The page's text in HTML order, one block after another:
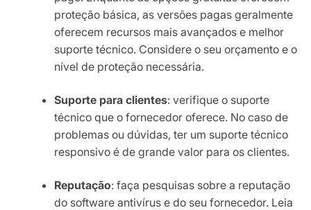
proteção básica, as versões pagas geralmente
oferecem recursos mais avançados e melhor
suporte técnico. Considere o seu orçamento e o
nível de proteção necessária.
Suporte para clientes: verifique o suporte
técnico que o fornecedor oferece. No caso de
problemas ou dúvidas, ter um suporte técnico
responsivo é de grande valor para os clientes.
Reputação: faça pesquisas sobre a reputação
do software antivírus e do seu fornecedor. Leia